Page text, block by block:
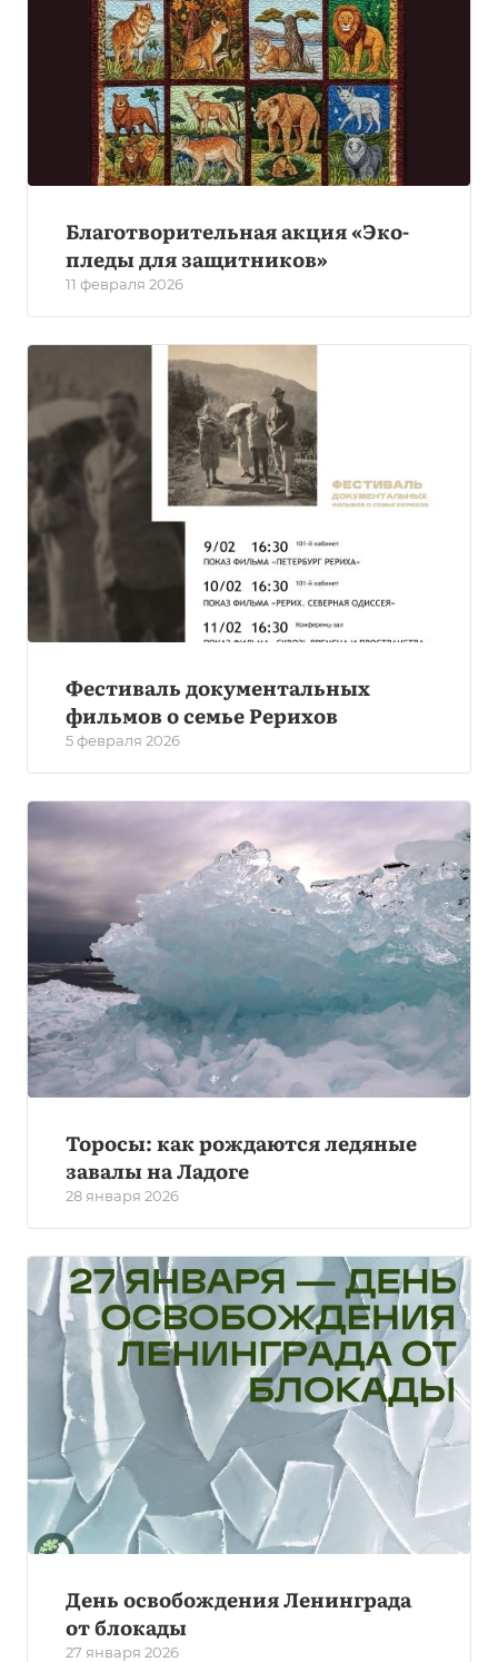
Благотворительная акция «Эко-
пледы для защитников»
11 февраля 2026
Фестиваль документальных
фильмов о семье Рерихов
5 февраля 2026
Торосы: как рождаются ледяные
завалы на Ладоге
28 января 2026
День освобождения Ленинграда
от блокады
27 января 2026